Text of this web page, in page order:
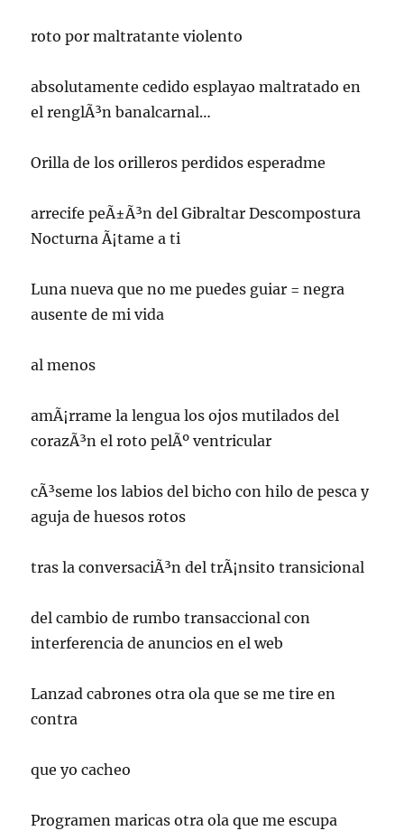
roto por maltratante violento
absolutamente cedido esplayao maltratado en
el renglÃ³n banalcarnal…
Orilla de los orilleros perdidos esperadme
arrecife peÃ±Ã³n del Gibraltar Descompostura
Nocturna Ã¡tame a ti
Luna nueva que no me puedes guiar = negra
ausente de mi vida
al menos
amÃ¡rrame la lengua los ojos mutilados del
corazÃ³n el roto pelÃº ventricular
cÃ³seme los labios del bicho con hilo de pesca y
aguja de huesos rotos
tras la conversaciÃ³n del trÃ¡nsito transicional
del cambio de rumbo transaccional con
interferencia de anuncios en el web
Lanzad cabrones otra ola que se me tire en
contra
que yo cacheo
Programen maricas otra ola que me escupa